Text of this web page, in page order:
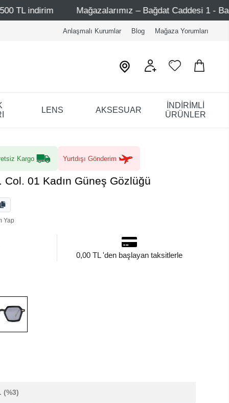
Mağazalarımız – Bağdat Caddesi 1 - Bağdat Caddesi 2
Anlaşmalı Kurumlar Blog Mağaza Yorumları
LENS AKSESUAR
İNDİRİMLİ
ÜRÜNLER
Kargo Yurtdışı Gönderim
01 Kadın Güneş Gözlüğü
Yap
0,00 TL 'den başlayan taksitlerle
(%3)